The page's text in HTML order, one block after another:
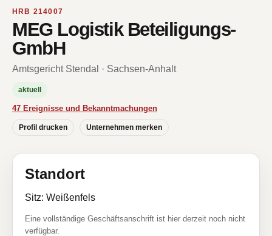
HRB 214007
MEG Logistik Beteiligungs-
GmbH
Amtsgericht Stendal · Sachsen-Anhalt
aktuell
47 Ereignisse und Bekanntmachungen
Profil drucken Unternehmen merken
Standort
Sitz: Weißenfels
Eine vollständige Geschäftsanschrift ist hier derzeit noch nicht
verfügbar.